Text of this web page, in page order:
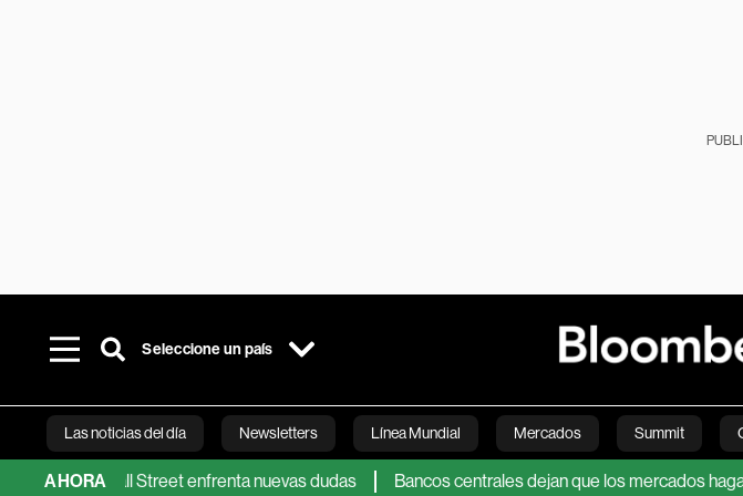
Seleccione un país
Las noticias del día Newsletters Línea Mundial Mercados Summit
Bloomberg Green Economía Estilo
AHORA
a Wall Street enfrenta nuevas dudas Bancos centrales dejan que los mercados hagan el